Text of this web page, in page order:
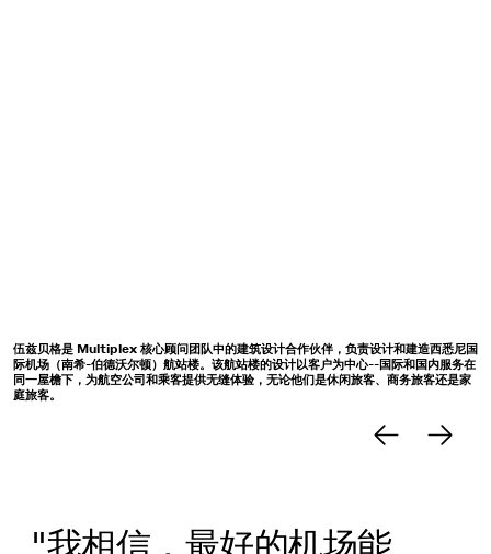
在扎哈-哈迪德建筑事务所和考克斯建筑事务所的竞赛和参考设计基础上，伍兹贝格的设
计囊括了地方感和西悉尼地区的特质，通过陆侧、航站楼和空侧的过渡，营造出引人入
胜的旅程体验。
"我相信，最好的机场能